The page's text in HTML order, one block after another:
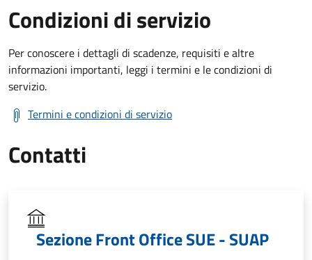
Condizioni di servizio
Per conoscere i dettagli di scadenze, requisiti e altre
informazioni importanti, leggi i termini e le condizioni di
servizio.
Termini e condizioni di servizio
Contatti
Sezione Front Office SUE - SUAP